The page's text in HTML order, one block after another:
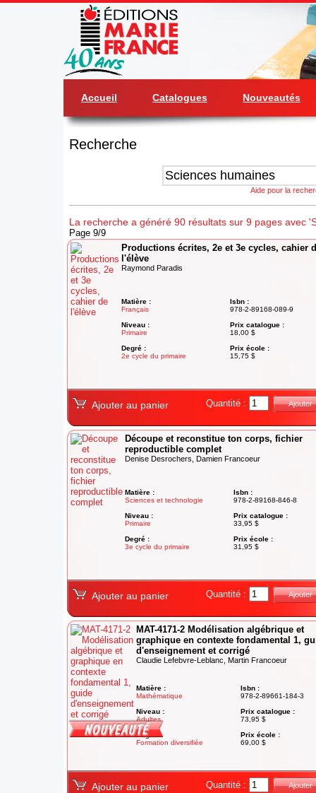
Accueil Catalogues Nouveautés
Recherche
Aide pour la
La recherche a généré 90 résultats sur 9 pages avec
Page 9/9
Productions écrites, 2e et 3e cycles, cahier
l'élève
Raymond Paradis
Matière :
Français
Niveau :
Primaire
Degré :
2e cycle du primaire
Isbn :
978-2-89168-089-9
Prix catalogue :
18,00 $
Prix école :
15,75 $
Ajouter au panier Quantité : Ajouter
Découpe et reconstitue ton corps, fichier
reproductible complet
Denise Desrochers, Damien Francoeur
Matière :
Sciences et technologie
Niveau :
Primaire
Degré :
3e cycle du primaire
Isbn :
978-2-89168-846-8
Prix catalogue :
33,95 $
Prix école :
31,95 $
Ajouter au panier Quantité : Ajouter
MAT-4171-2 Modélisation algébrique et
graphique en contexte fondamental 1,
d'enseignement et corrigé
Claudie Lefebvre-Leblanc, Martin Francoeur
Matière :
Mathématique
Niveau :
Adultes
Degré :
Formation diversifiée
Isbn :
978-2-89661-184-3
Prix catalogue :
73,95 $
Prix école :
69,00 $
Ajouter au panier Quantité : Ajouter